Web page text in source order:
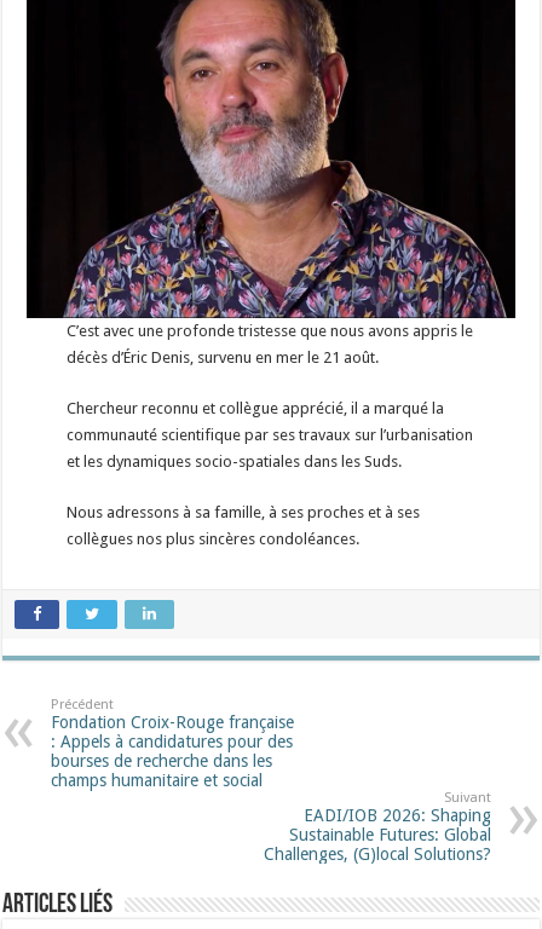
C’est avec une profonde tristesse que nous avons appris le
décès d’Éric Denis, survenu en mer le 21 août.
Chercheur reconnu et collègue apprécié, il a marqué la
communauté scientifique par ses travaux sur l’urbanisation
et les dynamiques socio-spatiales dans les Suds.
Nous adressons à sa famille, à ses proches et à ses
collègues nos plus sincères condoléances.
Précédent
Fondation Croix-Rouge française
: Appels à candidatures pour des
bourses de recherche dans les
champs humanitaire et social
Suivant
EADI/IOB 2026: Shaping
Sustainable Futures: Global
Challenges, (G)local Solutions?
Articles liés